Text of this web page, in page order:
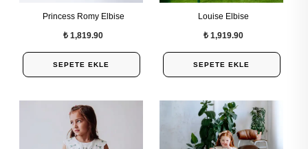
Princess Romy Elbise
₺ 1,819.90
SEPETE EKLE
Louise Elbise
₺ 1,919.90
SEPETE EKLE